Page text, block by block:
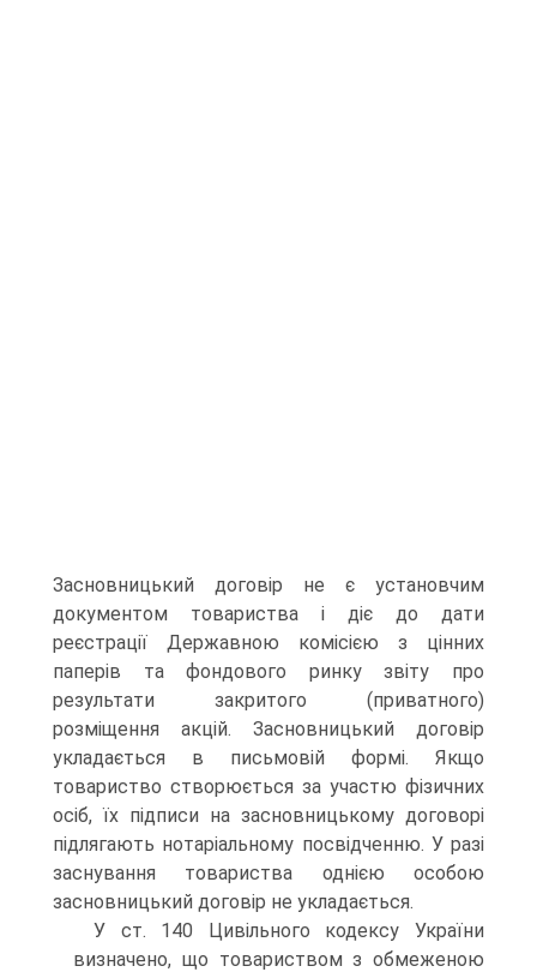
Засновницький договір не є установчим
документом товариства і діє до дати
реєстрації Державною комісією з цінних
паперів та фондо­вого ринку звіту про
результати закритого (приватного)
розміщення акцій. Засновницький договір
укладається в письмовій формі. Якщо
товариство створюється за участю фізичних
осіб, їх підписи на засно­вницькому договорі
підлягають нотаріальному посвідченню. У разі
заснування товариства однією особою
засновницький договір не укла­дається.
У ст. 140 Цивільного кодексу України
визначено, що товарис­твом з обмеженою